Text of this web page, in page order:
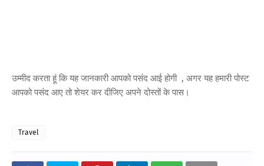
उम्मीद करता हूं कि यह जानकारी आपको पसंद आई होगी , अगर यह हमारी पोस्ट
आपको पसंद आए तो शेयर कर दीजिए अपने दोस्तों के पास।
Travel